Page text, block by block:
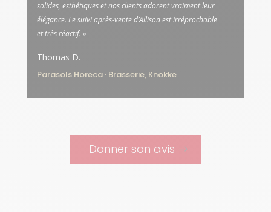
solides, esthétiques et nos clients adorent vraiment leur
élégance. Le suivi après-vente d’Allison est irréprochable
et très réactif. »
Thomas D.
Parasols Horeca · Brasserie, Knokke
Donner son avis